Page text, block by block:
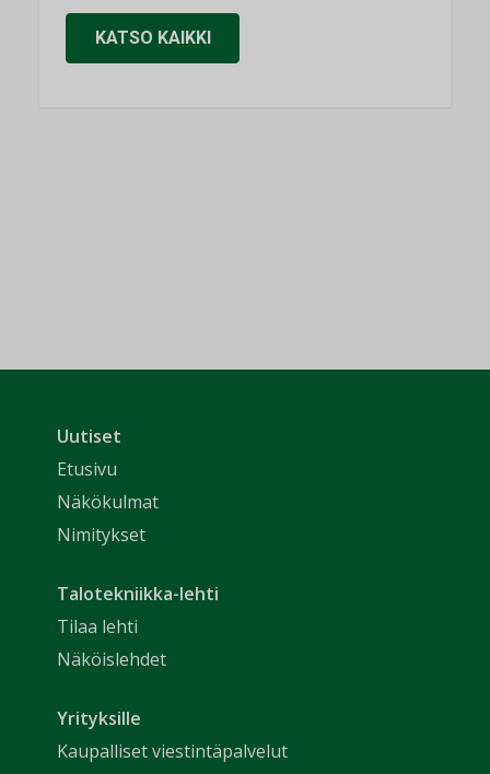
KATSO KAIKKI
Uutiset
Etusivu
Näkökulmat
Nimitykset
Talotekniikka-lehti
Tilaa lehti
Näköislehdet
Yrityksille
Kaupalliset viestintäpalvelut